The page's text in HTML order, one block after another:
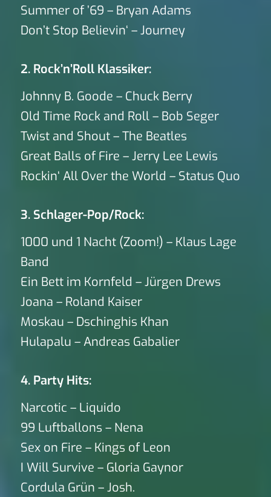
Summer of ’69 – Bryan Adams
Don’t Stop Believin‘ – Journey
2. Rock’n’Roll Klassiker:
Johnny B. Goode – Chuck Berry
Old Time Rock and Roll – Bob Seger
Twist and Shout – The Beatles
Great Balls of Fire – Jerry Lee Lewis
Rockin‘ All Over the World – Status Quo
3. Schlager-Pop/Rock:
1000 und 1 Nacht (Zoom!) – Klaus Lage
Band
Ein Bett im Kornfeld – Jürgen Drews
Joana – Roland Kaiser
Moskau – Dschinghis Khan
Hulapalu – Andreas Gabalier
4. Party Hits:
Narcotic – Liquido
99 Luftballons – Nena
Sex on Fire – Kings of Leon
I Will Survive – Gloria Gaynor
Cordula Grün – Josh.